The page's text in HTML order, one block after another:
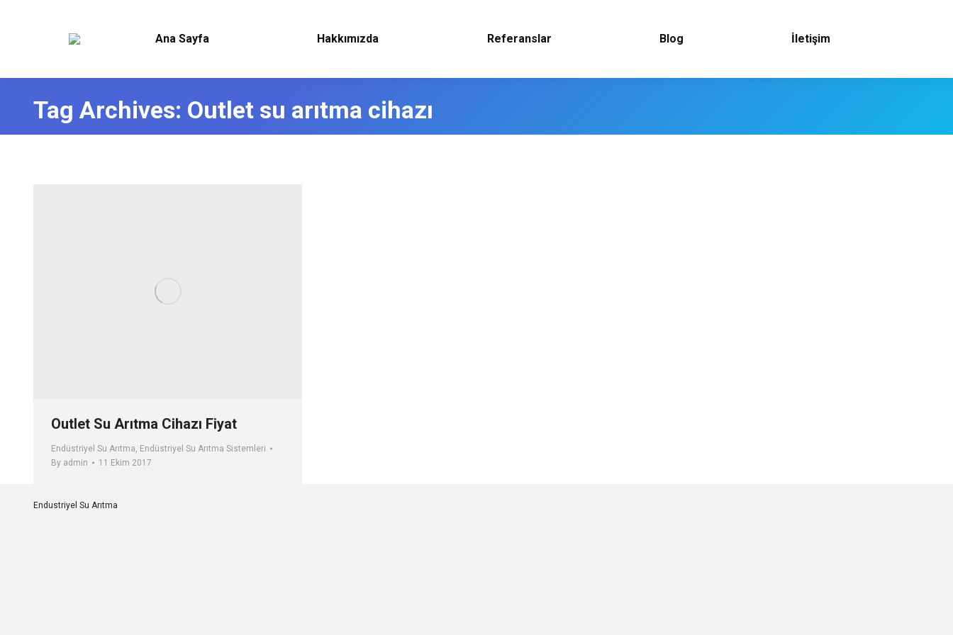
Ana Sayfa Hakkımızda Referanslar Blog İletişim
Tag Archives: Outlet su arıtma cihazı
Outlet Su Arıtma Cihazı Fiyat
Endüstriyel Su Arıtma, Endüstriyel Su Arıtma Sistemleri
By admin 11 Ekim 2017
Endustriyel Su Arıtma